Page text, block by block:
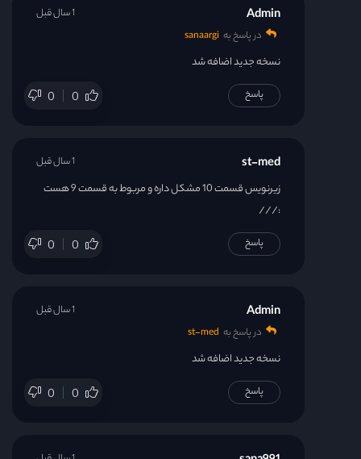
Admin
در پاسخ به sanaargi
نسخه جدید اضافه شد
0 0
1 سال قبل
پاسخ
st-med
زیرنویس قسمت 10 مشکل داره و مربوط به قسمت 9 هست
:///
0 0
1 سال قبل
پاسخ
Admin
در پاسخ به st-med
نسخه جدید اضافه شد
0 0
1 سال قبل
پاسخ